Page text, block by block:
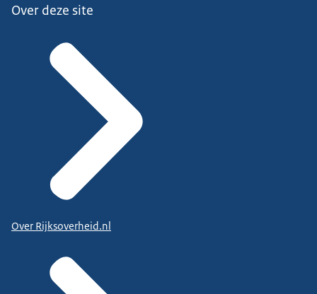
Over deze site
Over Rijksoverheid.nl